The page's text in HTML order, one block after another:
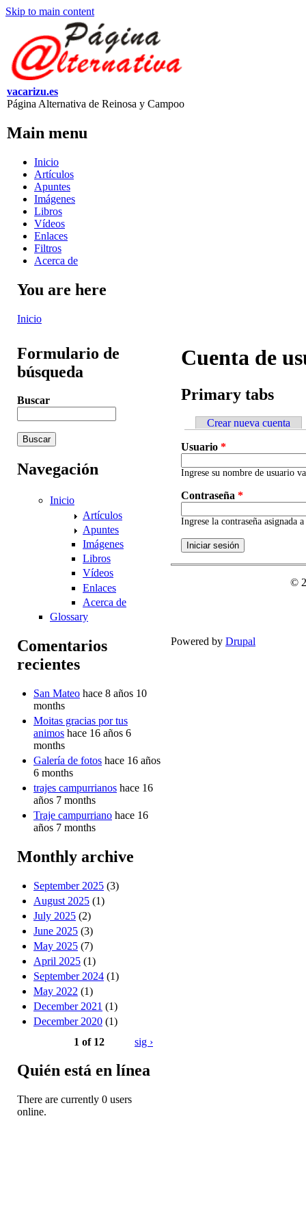
Skip to main content
vacarizu.es
Página Alternativa de Reinosa y Campoo
Main menu
Inicio
Artículos
Apuntes
Imágenes
Libros
Vídeos
Enlaces
Filtros
Acerca de
You are here
Inicio
Formulario de
búsqueda
Buscar
Navegación
Inicio
Artículos
Apuntes
Imágenes
Libros
Vídeos
Enlaces
Acerca de
Glossary
Comentarios
recientes
San Mateo hace 8 años 10
months
Moitas gracias por tus
animos hace 16 años 6
months
Galería de fotos hace 16 años
6 months
trajes campurrianos hace 16
años 7 months
Traje campurriano hace 16
años 7 months
Monthly archive
September 2025 (3)
August 2025 (1)
July 2025 (2)
June 2025 (3)
May 2025 (7)
April 2025 (1)
September 2024 (1)
May 2022 (1)
December 2021 (1)
December 2020 (1)
1 of 12
sig ›
Quién está en línea
There are currently 0 users
online.
Cuenta de
Primary tabs
Crear nueva cuenta
Usuario *
Ingrese su nombre de usuario
Contraseña *
Ingrese la contraseña asignada
©
Powered by Drupal